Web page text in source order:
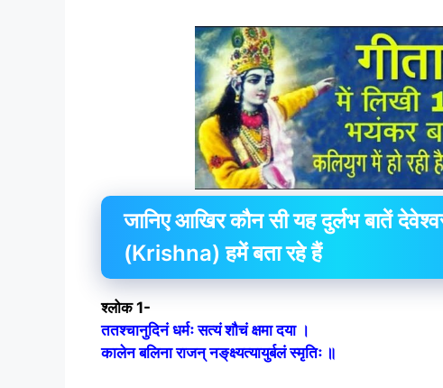
जानिए आखिर कौन सी यह दुर्लभ बातें
(Krishna) हमें बता रहे हैं
श्लोक 1-
ततश्चानुदिनं धर्मः सत्यं शौचं क्षमा दया ।
कालेन बलिना राजन् नङ्‌क्ष्यत्यायुर्बलं स्मृतिः ॥